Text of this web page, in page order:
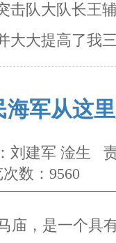
击队大队长王
大大提高了我
海军从这
刘建军 淦生
数：9560
庙，是一个具